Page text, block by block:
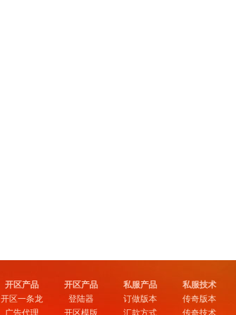
开区产品
开区一条龙
广告代理
开区产品
登陆器
开区模版
私服产品
订做版本
汇款方式
私服技术
传奇版本
传奇技术